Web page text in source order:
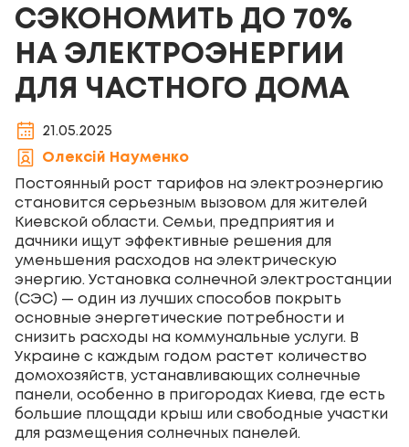
СЭКОНОМИТЬ ДО 70%
НА ЭЛЕКТРОЭНЕРГИИ
ДЛЯ ЧАСТНОГО ДОМА
21.05.2025
Олексій Науменко
Постоянный рост тарифов на электроэнергию
становится серьезным вызовом для жителей
Киевской области. Семьи, предприятия и
дачники ищут эффективные решения для
уменьшения расходов на электрическую
энергию. Установка солнечной электростанции
(СЭС) — один из лучших способов покрыть
основные энергетические потребности и
снизить расходы на коммунальные услуги. В
Украине с каждым годом растет количество
домохозяйств, устанавливающих солнечные
панели, особенно в пригородах Киева, где есть
большие площади крыш или свободные участки
для размещения солнечных панелей.